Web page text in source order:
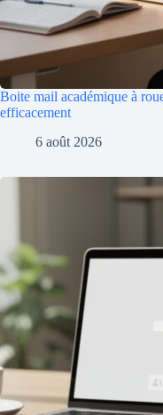
Boite mail académique à
efficacement
6 août 2026